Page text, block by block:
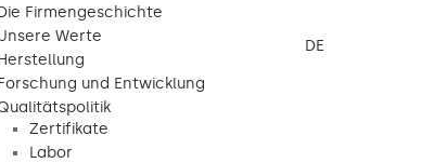
Firmengeschichte
Werte
und Entwicklung
Zertifikate
Labor
DE